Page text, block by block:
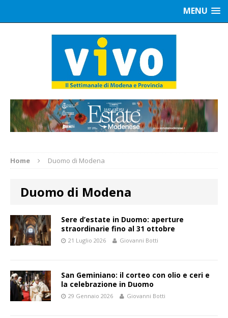
MENU
Home Duomo di Modena
Duomo di Modena
Sere d’estate in Duomo: aperture
straordinarie fino al 31 ottobre
21 Luglio 2026 Giovanni Botti
San Geminiano: il corteo con olio e ceri e
la celebrazione in Duomo
29 Gennaio 2026 Giovanni Botti